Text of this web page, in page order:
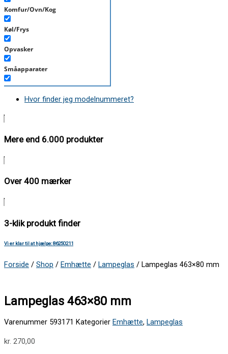
Komfur/Ovn/Kog
Køl/Frys
Opvasker
Småapparater
Støvsuger
Hvor finder jeg modelnummeret?
Mere end 6.000 produkter
Over 400 mærker
3-klik produkt finder
Vi er klar til at hjælpe: 86250211
Forside / Shop / Emhætte / Lampeglas / Lampeglas 463×80 mm
Lampeglas 463×80 mm
Varenummer 593171 Kategorier Emhætte, Lampeglas
kr. 270,00